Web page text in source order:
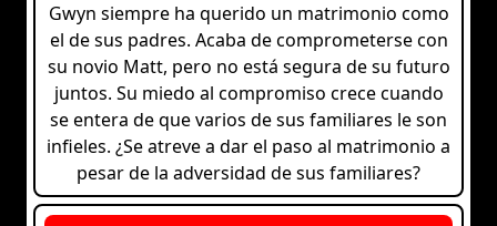
Gwyn siempre ha querido un matrimonio como
el de sus padres. Acaba de comprometerse con
su novio Matt, pero no está segura de su futuro
juntos. Su miedo al compromiso crece cuando
se entera de que varios de sus familiares le son
infieles. ¿Se atreve a dar el paso al matrimonio a
pesar de la adversidad de sus familiares?